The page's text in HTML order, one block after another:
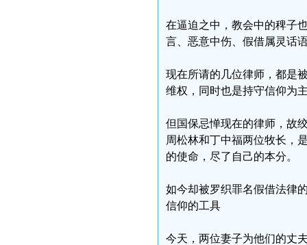
在逼迫之中，教会中的稗子
言、恶意中伤、假借属灵话
现在所请的几位律师，都是
维权，同时也是持守信仰为
但国保忌惮现在的律师，故
周松林和丁中福两位牧长，
的使命，尽了自己的本分。
如今却被罗织罪名假借法律
信仰的工具
今天，两位妻子为他们的丈